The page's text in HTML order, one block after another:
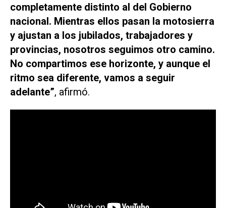
completamente distinto al del Gobierno
nacional. Mientras ellos pasan la motosierra
y ajustan a los jubilados, trabajadores y
provincias, nosotros seguimos otro camino.
No compartimos ese horizonte, y aunque el
ritmo sea diferente, vamos a seguir
adelante”, afirmó.